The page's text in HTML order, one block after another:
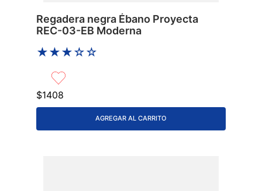
Regadera negra Ébano Proyecta
REC-03-EB Moderna
★★★☆☆
$1408
AGREGAR AL CARRITO